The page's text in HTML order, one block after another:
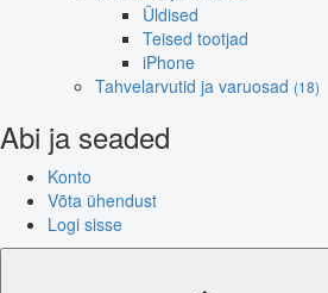
Üldised
Teised tootjad
iPhone
Tahvelarvutid ja varuosad (18)
Abi ja seaded
Konto
Võta ühendust
Logi sisse